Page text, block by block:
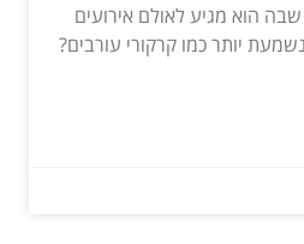
הוא מגיע לאולם אירועים
יותר כמו קרקורי עורבים?